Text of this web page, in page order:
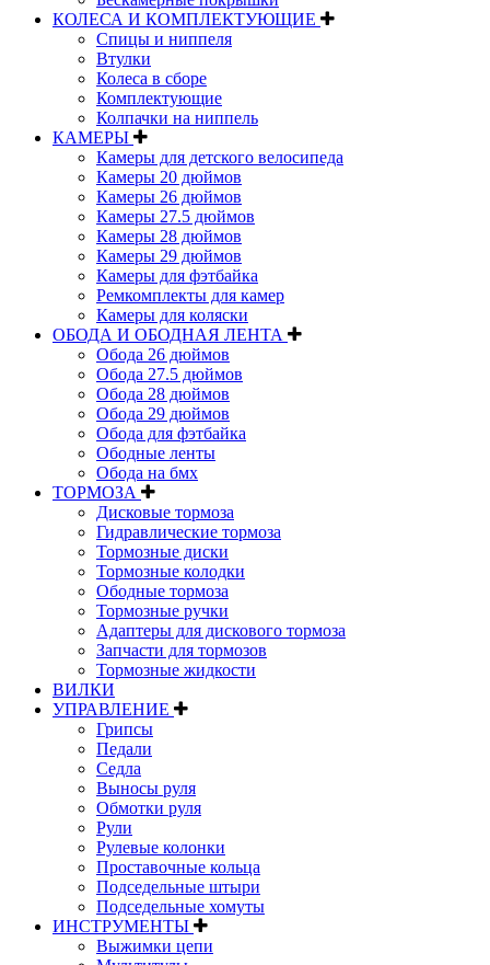
КОЛЕСА И КОМПЛЕКТУЮЩИЕ
Спицы и ниппеля
Втулки
Колеса в сборе
Комплектующие
Колпачки на ниппель
КАМЕРЫ
Камеры для детского велосипеда
Камеры 20 дюймов
Камеры 26 дюймов
Камеры 27.5 дюймов
Камеры 28 дюймов
Камеры 29 дюймов
Камеры для фэтбайка
Ремкомплекты для камер
Камеры для коляски
ОБОДА И ОБОДНАЯ ЛЕНТА
Обода 26 дюймов
Обода 27.5 дюймов
Обода 28 дюймов
Обода 29 дюймов
Обода для фэтбайка
Ободные ленты
Обода на бмх
ТОРМОЗА
Дисковые тормоза
Гидравлические тормоза
Тормозные диски
Тормозные колодки
Ободные тормоза
Тормозные ручки
Адаптеры для дискового тормоза
Запчасти для тормозов
Тормозные жидкости
ВИЛКИ
УПРАВЛЕНИЕ
Грипсы
Педали
Седла
Выносы руля
Обмотки руля
Рули
Рулевые колонки
Проставочные кольца
Подседельные штыри
Подседельные хомуты
ИНСТРУМЕНТЫ
Выжимки цепи